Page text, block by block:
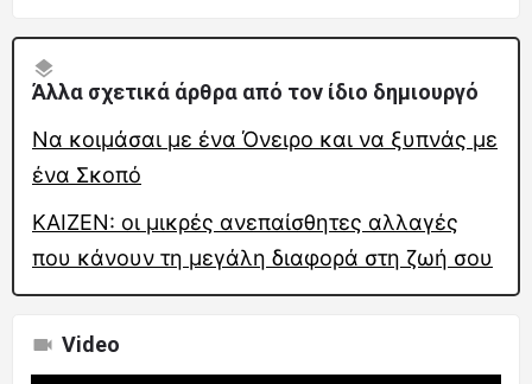
Άλλα σχετικά άρθρα από τον ίδιο δημιουργό
Να κοιμάσαι με ένα Όνειρο και να ξυπνάς με
ένα Σκοπό
KAΙZEN: οι μικρές ανεπαίσθητες αλλαγές
που κάνουν τη μεγάλη διαφορά στη ζωή σου
Video